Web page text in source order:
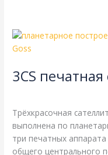
3CS
Трёхкрасочная
выполнена по
три печатных
общего центрального
3CS
печатная
секция